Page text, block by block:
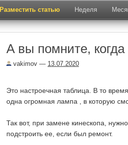
Разместить статью Неделя
А вы помните,
vakimov — 13.07.2020
Это настроечная таблица. В то
одна огромная лампа , в которую
Так вот, при замене кинескопа,
подстроить ее, если был ремонт.